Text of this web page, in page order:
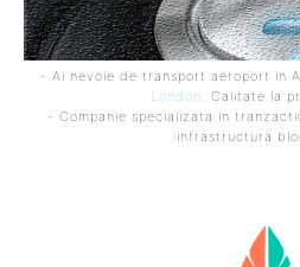
- Ai nevoie de transport aeroport in
London . Calitate la
- Companie specializata in
infrastructura